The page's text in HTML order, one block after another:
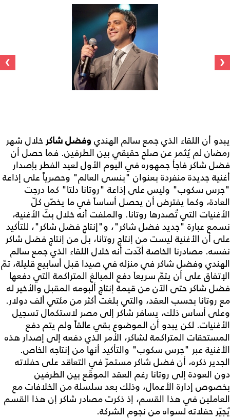
‹
›
يبدو أن اللقاء الذي جمع سالم الهندي وفضل شاكرخلال شهر
رمضان لم يُثمر عن صلح حقيقي بين الطرفين. فما حصل أن
فضل شاكر فاجأ جمهوره في اليوم الأول لعيد الفطر بإصدار
أغنية جديدة منفردة بعنوان "بنسى العالم" وحصرياً على إذاعة
"جرس سكوب" وليس على إذاعة "روتانا دلتا" كما درجت
العادة، وكما يفترض أن يحصل أساساً في ما يخصّ كلّ
الأغنيات التي تُصدرها روتانا. والملفت أنه خلال بثّ الأغنية،
نسمع عبارة "جديد فضل شاكر"، و"إنتاج فضل شاكر"، للتأكيد
على أن الأغنية ليست من إنتاج روتانا، بل من إنتاج فضل شاكر
نفسه. مصادرنا الخاصة أكّدت أنه خلال اللقاء الذي جمع سالم
الهندي وفضل شاكر في منزله في صيدا قبل أسابيع قليلة، تمّ
الإتفاق على أن يتمّ سريعاً دفع المبالغ المتراكمة التي دفعها
فضل شاكر حتى الآن من قيمة إنتاج ألبومه المقبل والأخير له
مع روتانا بحسب العقد، والتي بلغت أكثر من مئتي ألف دولار.
وعلى أساس ذلك، يسافر شاكر إلى مصر لاستكمال تسجيل
الأغنيات. لكن يبدو أن الموضوع بقي عالقاً ولم يتم دفع
المستحقات المتراكمة لشاكر، الأمر الذي دفعه إلى إصدار هذه
الأغنية عبر "جرس سكوب" والتأكيد أنها من إنتاجه الخاص.
الجدير ذكره، أن فضل شاكر مستمرّ في التعاقد على حفلاته
دون العودة إلى روتانا رغم العقد الموقّع بين الطرفين
بخصوص إدارة الأعمال، وذلك بعد سلسلة من الخلافات مع
العاملين في هذا القسم، إذ ذكرت مصادر شاكر إن هذا القسم
يُجيّر حفلاته لسواه من نجوم الشركة.